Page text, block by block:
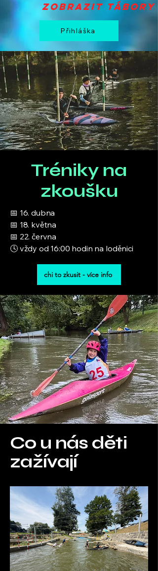
zobrazit tábory
Přihláška
Tréniky na
zkoušku
📅 16. dubna
📅 18. května
📅 22. června
🕓 vždy od 16:00 hodin na loděnici
chi to zkusit - více info
Co u nás děti
zažívají